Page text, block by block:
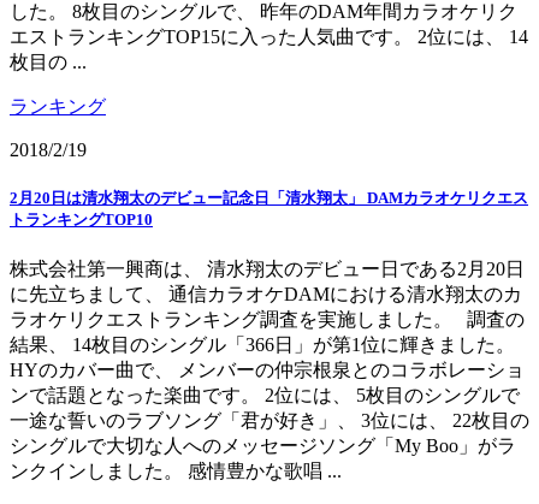
した。 8枚目のシングルで、 昨年のDAM年間カラオケリク
エストランキングTOP15に入った人気曲です。 2位には、 14
枚目の ...
ランキング
2018/2/19
2月20日は清水翔太のデビュー記念日「清水翔太」 DAMカラオケリクエス
トランキングTOP10
株式会社第一興商は、 清水翔太のデビュー日である2月20日
に先立ちまして、 通信カラオケDAMにおける清水翔太のカ
ラオケリクエストランキング調査を実施しました。 調査の
結果、 14枚目のシングル「366日」が第1位に輝きました。
HYのカバー曲で、 メンバーの仲宗根泉とのコラボレーショ
ンで話題となった楽曲です。 2位には、 5枚目のシングルで
一途な誓いのラブソング「君が好き」、 3位には、 22枚目の
シングルで大切な人へのメッセージソング「My Boo」がラ
ンクインしました。 感情豊かな歌唱 ...